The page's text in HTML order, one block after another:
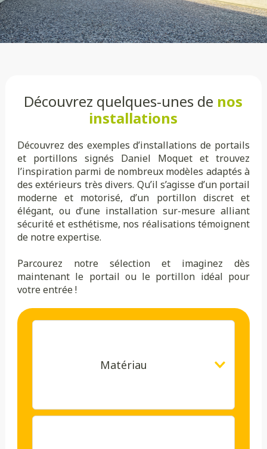
Découvrez quelques-unes de nos
installations
Découvrez des exemples d’installations de portails
et portillons signés Daniel Moquet et trouvez
l’inspiration parmi de nombreux modèles adaptés à
des extérieurs très divers. Qu’il s’agisse d’un portail
moderne et motorisé, d’un portillon discret et
élégant, ou d’une installation sur-mesure alliant
sécurité et esthétisme, nos réalisations témoignent
de notre expertise.
Parcourez notre sélection et imaginez dès
maintenant le portail ou le portillon idéal pour
votre entrée !
Matériau